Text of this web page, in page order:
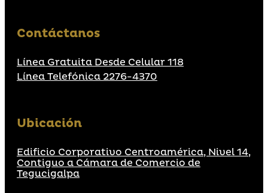
Contáctanos
Línea Gratuita Desde Celular 118
Línea Telefónica 2276-4370
Ubicación
Edificio Corporativo Centroamérica, Nivel 14,
Contiguo a Cámara de Comercio de
Tegucigalpa